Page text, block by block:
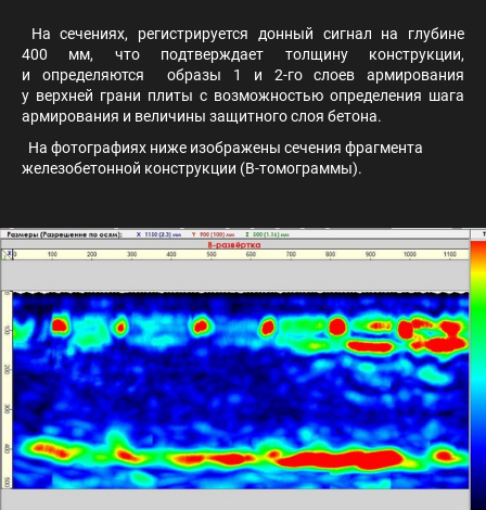
На сечениях, регистрируется донный сигнал на глубине
400 мм, что подтверждает толщину конструкции,
и определяются образы 1 и 2-го слоев армирования
у верхней грани плиты с возможностью определения шага
армирования и величины защитного слоя бетона.
На фотографиях ниже изображены сечения фрагмента
железобетонной конструкции (В-томограммы).